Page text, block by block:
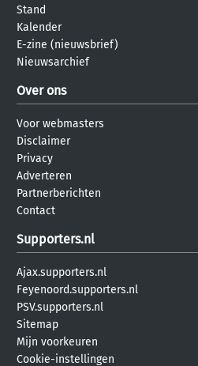
Stand
Kalender
E-zine (nieuwsbrief)
Nieuwsarchief
Over ons
Voor webmasters
Disclaimer
Privacy
Adverteren
Partnerberichten
Contact
Supporters.nl
Ajax.supporters.nl
Feyenoord.supporters.nl
PSV.supporters.nl
Sitemap
Mijn voorkeuren
Cookie-instellingen